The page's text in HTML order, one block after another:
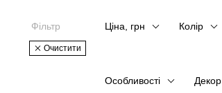
Фільтр
Очистити
Ціна, грн Колір
Особливості Декор